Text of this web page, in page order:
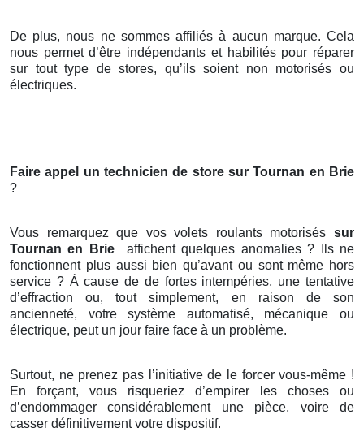
De plus, nous ne sommes affiliés à aucun marque. Cela
nous permet d’être indépendants et habilités pour réparer
sur tout type de stores, qu’ils soient non motorisés ou
électriques.
Faire appel un technicien de store sur Tournan en Brie
?
Vous remarquez que vos volets roulants motorisés sur
Tournan en Brie
affichent quelques anomalies ? Ils ne
fonctionnent plus aussi bien qu’avant ou sont même hors
service ? À cause de de fortes intempéries, une tentative
d’effraction ou, tout simplement, en raison de son
ancienneté, votre système automatisé, mécanique ou
électrique, peut un jour faire face à un problème.
Surtout, ne prenez pas l’initiative de le forcer vous-même !
En forçant, vous risqueriez d’empirer les choses ou
d’endommager considérablement une pièce, voire de
casser définitivement votre dispositif.